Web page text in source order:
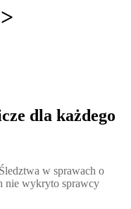
dla każdego
w sprawach o
w sprawach o
nie wykryto sprawcy